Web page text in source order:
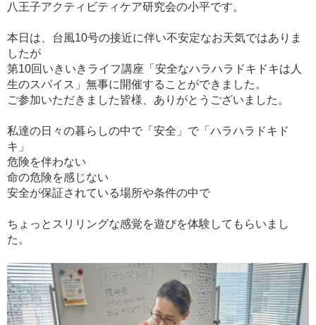
八王子アクティビティケア研究会の小平です。
本日は、台風10号の接近に伴い不安定なお天気ではありま
したが
第10回いきいきライフ講座「安全なハラハラドキドキは人
生のスパイス」無事に開催することができました。
ご参加いただきました皆様、ありがとうございました。
私達の日々の暮らしの中で「安全」で「ハラハラドキド
キ」
危険を伴わない
命の危険を感じない
安全が保証されている場所や条件の中で
ちょっとスリリングな感覚を遊びを体験してもらいまし
た。